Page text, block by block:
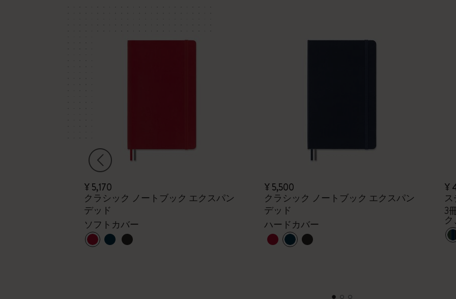
¥ 5,170
クラシック ノートブック エクスパン
デッド
ソフトカバー
¥ 5,500
クラシック ノートブック エクスパン
デッド
ハードカバー
¥
3